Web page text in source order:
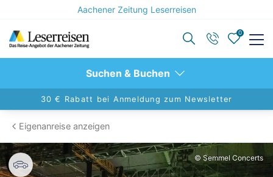
Aachener Zeitung Leserreisen
0
Suchen & Buchen
30 € Rabatt bei Anmeldung zum Newsletter
Zurück
Reisekategorien anzeigen
Advents- & Silvesterreisen
Zurück
Reiseziele anzeigen
Hamburg
Eigenanreise anzeigen
© Semmel Concerts